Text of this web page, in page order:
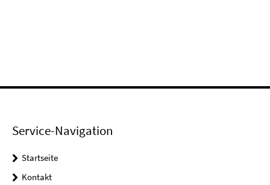
Service-Navigation
Startseite
Kontakt